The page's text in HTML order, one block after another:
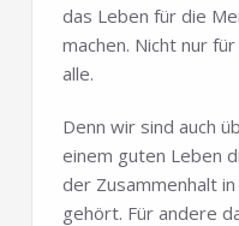
das Leben für die
machen. Nicht nur
alle.
Denn wir sind auch
einem guten Leben
der Zusammenhalt
gehört. Für andere